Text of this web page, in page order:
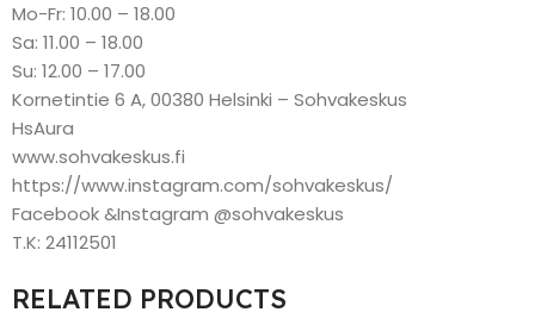
Mo-Fr: 10.00 – 18.00
Sa: 11.00 – 18.00
Su: 12.00 – 17.00
Kornetintie 6 A, 00380 Helsinki – Sohvakeskus
HsAura
www.sohvakeskus.fi
https://www.instagram.com/sohvakeskus/
Facebook &Instagram @sohvakeskus
T.K: 24112501
RELATED PRODUCTS